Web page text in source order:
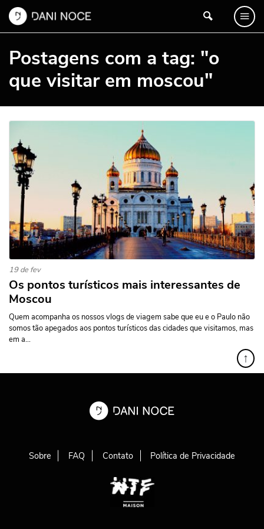
Postagens com a tag: "o
que visitar em moscou"
19 de fev
Os pontos turísticos mais interessantes de
Moscou
Quem acompanha os nossos vlogs de viagem sabe que eu e o Paulo não
somos tão apegados aos pontos turísticos das cidades que visitamos, mas
em a...
↑
Sobre FAQ Contato Política de Privacidade